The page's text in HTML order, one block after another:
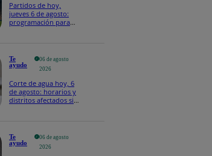
Partidos de hoy,
jueves 6 de agosto:
programación para
Te
ayudo
06 de agosto
2026
Corte de agua hoy, 6
de agosto: horarios y
distritos afectados sin
Te
ayudo
06 de agosto
2026